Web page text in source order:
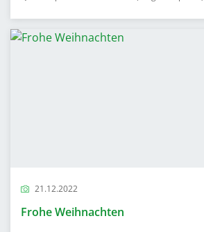
21.12.2022
Frohe Weihnachten